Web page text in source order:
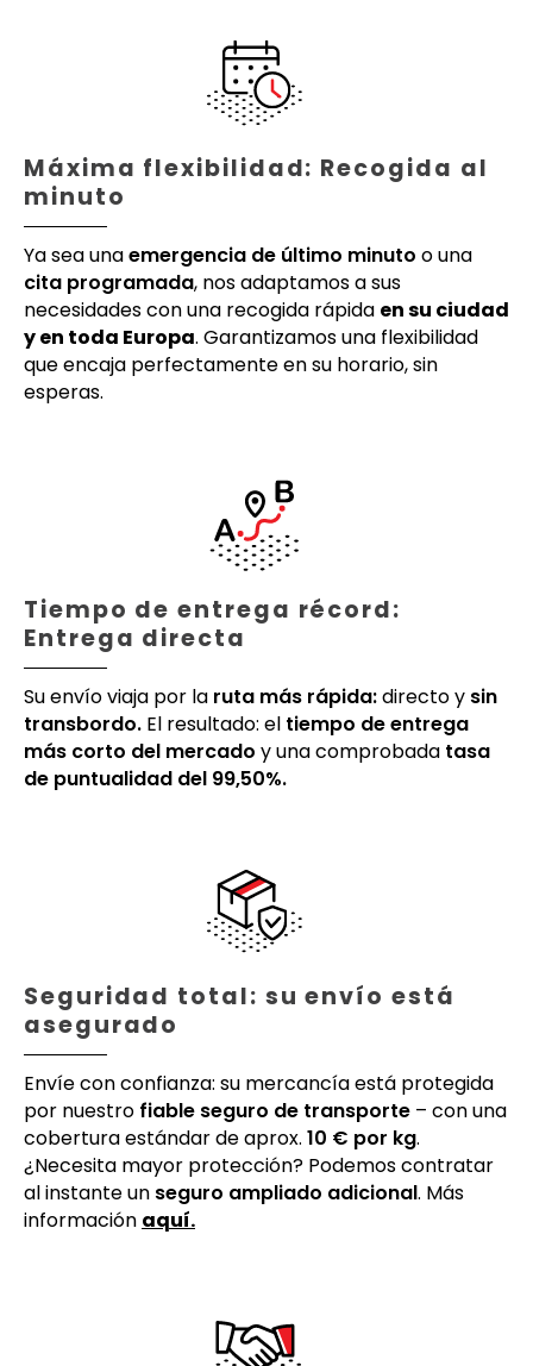
Máxima flexibilidad: Recogida al
minuto
Ya sea unaemergencia de último minuto o una
cita programada, nos adaptamos a sus
necesidades con una recogida rápida en su ciudad
y en toda Europa. Garantizamos una flexibilidad
que encaja perfectamente en su horario, sin
esperas.
Tiempo de entrega récord:
Entrega directa
Su envío viaja por la ruta más rápida:directo y sin
transbordo. El resultado: el tiempo de entrega
más corto del mercado y una comprobada tasa
de puntualidad del 99,50%.
Seguridad total: su envío está
asegurado
Envíe con confianza: su mercancía está protegida
por nuestro fiable seguro de transporte – con una
cobertura estándar de aprox. 10 € por kg.
¿Necesita mayor protección? Podemos contratar
al instante un seguro ampliado adicional. Más
información aquí.